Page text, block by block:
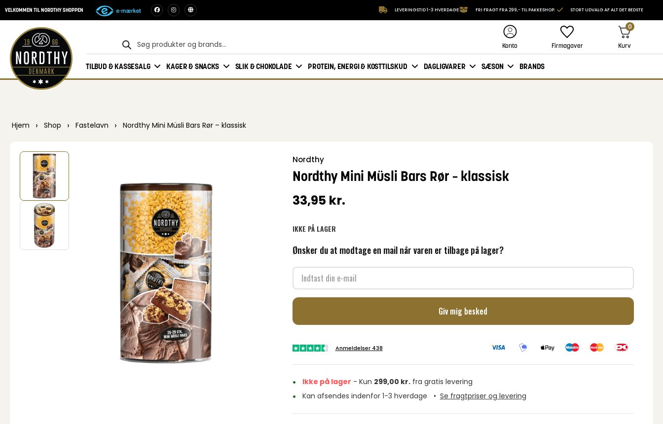
VELKOMMEN TIL NORDTHY SHOPPEN LEVERINGSTID 1-3 HVERDAGE FRI FRAGT FRA 299,- TIL PAKKESHOP STORT UDVALG AF ALT DET BEDSTE
Konto Firmagaver
0
Kurv
TILBUD & KASSESALG KAGER & SNACKS SLIK & CHOKOLADE PROTEIN, ENERGI & KOSTTILSKUD DAGLIGVARER SÆSON BRANDS
Hjem › Shop › Fastelavn › Nordthy Mini Müsli Bars Rør – klassisk
Nordthy
Nordthy Mini Müsli Bars Rør – klassisk
33,95 kr.
IKKE PÅ LAGER
Ønsker du at modtage en mail når varen er tilbage på lager?
Giv mig besked
Anmeldelser 438
Ikke på lager - Kun 299,00 kr.fra gratis levering
Kan afsendes indenfor 1-3 hverdage
• Se fragtpriser og levering